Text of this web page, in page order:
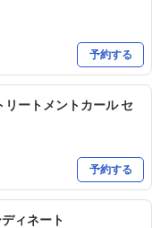
予約する
リートメントカール セ
予約する
ィネート